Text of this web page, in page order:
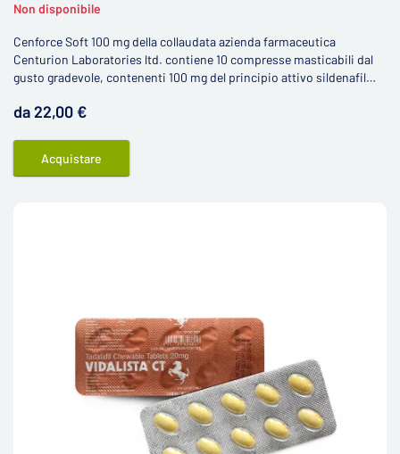
Non disponibile
Cenforce Soft 100 mg della collaudata azienda farmaceutica
Centurion Laboratories ltd. contiene 10 compresse masticabili dal
gusto gradevole, contenenti 100 mg del principio attivo sildenafil
soft è un generico del Viagra ed è di grande aiuto contro i problemi
da 22,00 €
Acquistare